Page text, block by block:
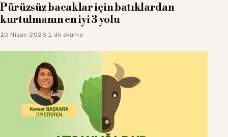
Pürüzsüz bacaklar için batıklardan
kurtulmanın en iyi 3 yolu
10 Nisan 2026·1 dk okuma